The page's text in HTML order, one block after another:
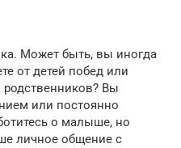
Может быть, вы иногда
от детей побед или
родственников? Вы
или постоянно
о малыше, но
личное общение с